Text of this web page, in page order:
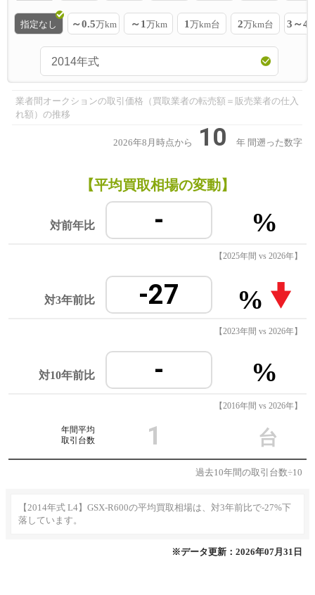
指定なし ～0.5万km ～1 万km 1 万km台 2万km台 3～4
業者間オークションの取引価格（買取業者の転売額＝販売業者の仕入
れ額）の推移
2026年8月時点から 10 年 間遡った数字
【平均買取相場の変動】
対前年比 - %
【2025年間 vs 2026年】
対3年前比 -27 %
【2023年間 vs 2026年】
対10年前比 - %
【2016年間 vs 2026年】
年間平均
取引台数
1 台
過去10年間の取引台数÷10
【2014年式 L4】GSX-R600の平均買取相場は、対3年前比で-27%下
落しています。
※データ更新：2026年07月31日